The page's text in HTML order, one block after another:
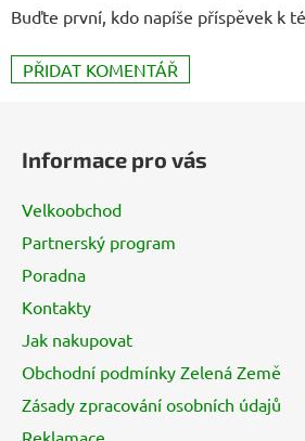
Buďte první, kdo napíše příspěvek k
PŘIDAT KOMENTÁŘ
Informace pro vás
Velkoobchod
Partnerský program
Poradna
Kontakty
Jak nakupovat
Obchodní podmínky Zelená Země
Zásady zpracování osobních údajů